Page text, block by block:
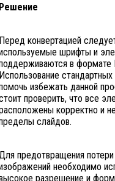
Решение
Перед конвертацией
шрифты и
в формате
Использование
избежать данной
проверить, что все
корректно и
слайдов.
предотвращения потери
необходимо
разрешение и